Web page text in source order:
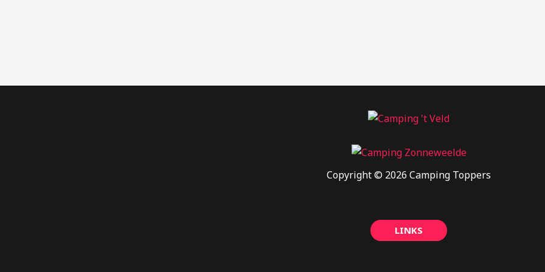
Copyright © 2026 Camping Toppers
LINKS